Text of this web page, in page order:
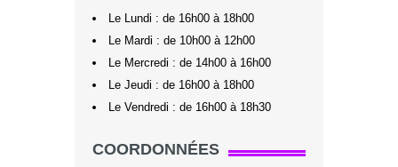
Le Lundi : de 16h00 à 18h00
Le Mardi : de 10h00 à 12h00
Le Mercredi : de 14h00 à 16h00
Le Jeudi : de 16h00 à 18h00
Le Vendredi : de 16h00 à 18h30
COORDONNÉES